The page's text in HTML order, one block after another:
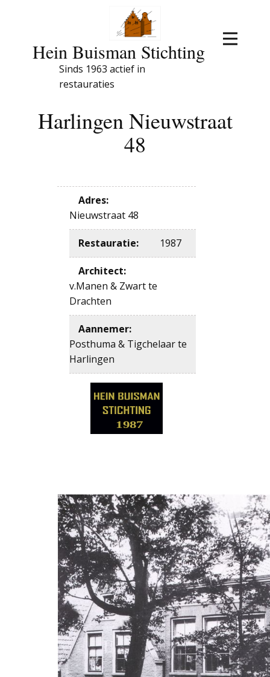
Hein Buisman Stichting
Sinds 1963 actief in
restauraties
Harlingen Nieuwstraat
48
Adres:
Nieuwstraat 48
Restauratie: 1987
Architect:
v.Manen & Zwart te
Drachten
Aannemer:
Posthuma & Tigchelaar te
Harlingen
1987